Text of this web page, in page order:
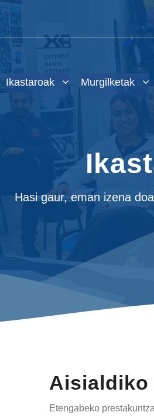
Ikastaroak Murgilketak
Hasi gaur, eman izena
Aisialdiko
Etengabeko